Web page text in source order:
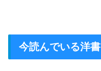
今読んでいる洋書